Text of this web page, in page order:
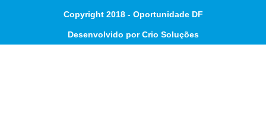
Copyright 2018 - Oportunidade DF
Desenvolvido por Crio Soluções